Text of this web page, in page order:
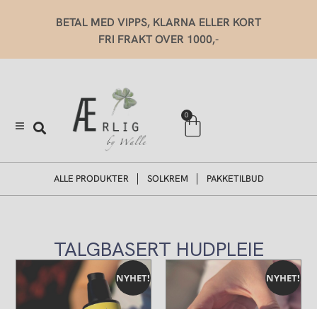
innholdet
BETAL MED VIPPS, KLARNA ELLER KORT
FRI FRAKT OVER 1000,-
0
Handlekurv
ALLE PRODUKTER SOLKREM PAKKETILBUD
TALGBASERT HUDPLEIE
NYHET!
Prisområde:
kr 430,00
til
kr 550,00
Dette
produktet
har
NYHET!